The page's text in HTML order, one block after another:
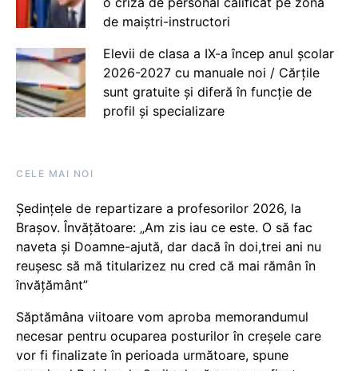
de maiștri-instructori
Elevii de clasa a IX-a încep anul școlar
2026-2027 cu manuale noi / Cărțile
sunt gratuite și diferă în funcție de
profil și specializare
CELE MAI NOI
Ședințele de repartizare a profesorilor 2026, la
Brașov. Învățătoare: „Am zis iau ce este. O să fac
naveta și Doamne-ajută, dar dacă în doi,trei ani nu
reușesc să mă titularizez nu cred că mai rămân în
învățământ”
Săptămâna viitoare vom aproba memorandumul
necesar pentru ocuparea posturilor în creșele care
vor fi finalizate în perioada următoare, spune